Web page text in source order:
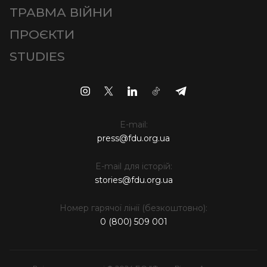
ТРАВМА ВІЙНИ
ПРОЄКТИ
STUDIES
E-mail:
press@fdu.org.ua
E-mail для історій:
stories@fdu.org.ua
Номер гарячої лінії (безкоштовно):
0 (800) 509 001